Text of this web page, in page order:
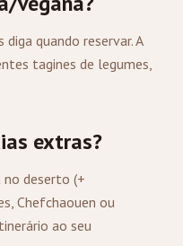
quando reservar. A
tagines de legumes,
extras?
no deserto (+
Chefchaouen ou
ao seu